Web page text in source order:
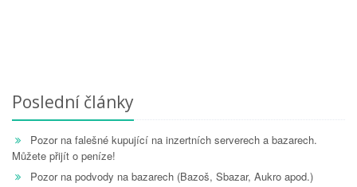
Poslední články
Pozor na falešné kupující na inzertních serverech a bazarech.
Můžete přijít o peníze!
Pozor na podvody na bazarech (Bazoš, Sbazar, Aukro apod.)